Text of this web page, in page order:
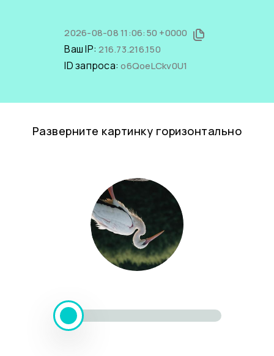
2026-08-08 11:06:50 +0000
Ваш IP:216.73.216.150
ID запроса:o6QoeLCkv0U1
Разверните картинку горизонтально